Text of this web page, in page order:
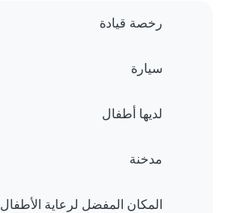
رخصة قيادة
سيارة
لديها أطفال
مدخنة
المكان المفضل لرعاية الأطفال